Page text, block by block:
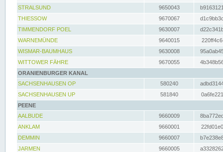
STRALSUND
9650043
THIESSOW
9670067
TIMMENDORF POEL
9630007
WARNEMÜNDE
9640015
WISMAR-BAUMHAUS
9630008
WITTOWER FÄHRE
9670055
ORANIENBURGER KANAL
SACHSENHAUSEN OP
580240
SACHSENHAUSEN UP
581840
PEENE
AALBUDE
9660009
ANKLAM
9660001
DEMMIN
9660007
JARMEN
9660005